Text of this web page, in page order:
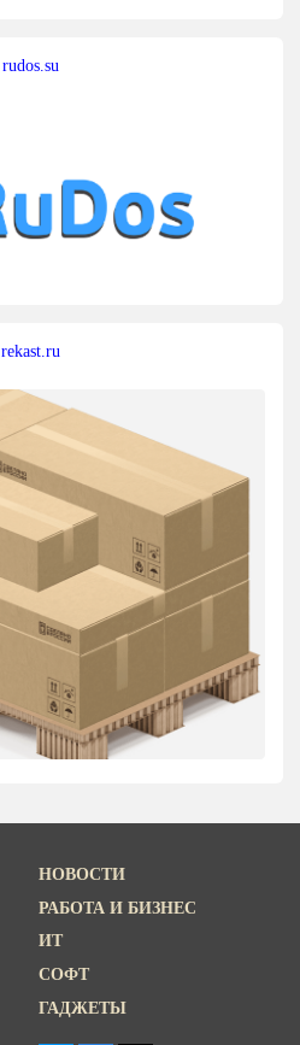
rudos.su
rekast.ru
НОВОСТИ
РАБОТА И БИЗНЕС
ИТ
СОФТ
ГАДЖЕТЫ